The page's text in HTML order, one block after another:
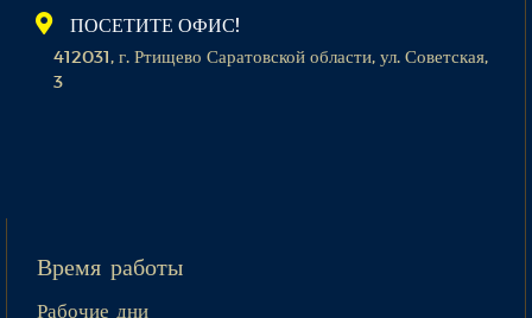
ПОСЕТИТЕ ОФИС!
412031, г. Ртищево Саратовской области, ул. Советская,
3
Время работы
Рабочие дни